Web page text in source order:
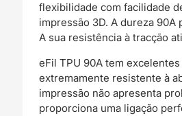
flexibilidade com facilidade
impressão 3D. A dureza
A sua resistência à tracção
eFil TPU 90A tem
extremamente resistente à
impressão não apresenta
proporciona uma ligação